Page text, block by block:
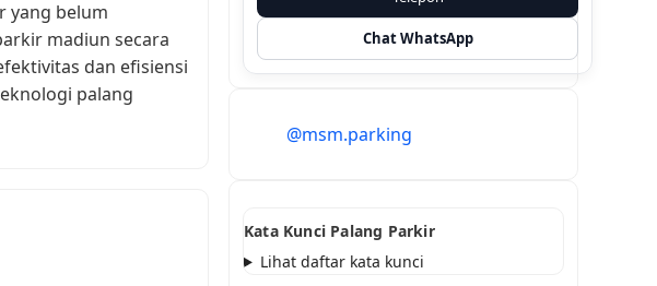
yang belum
madiun secara
dan efisiensi
palang
Chat WhatsApp
@msm.parking
Kata Kunci Palang Parkir
Lihat daftar kata kunci